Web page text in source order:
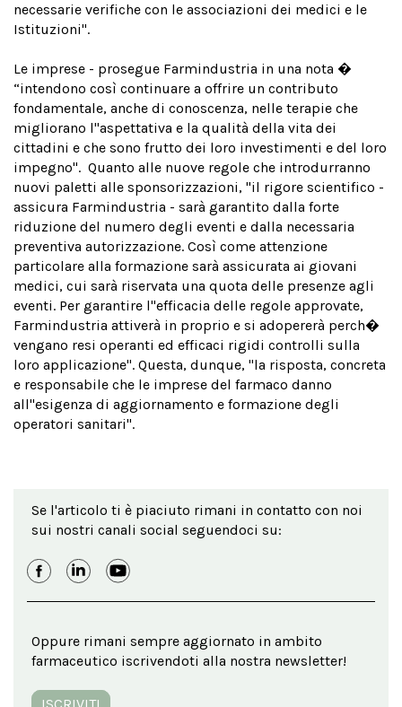
necessarie verifiche con le associazioni dei medici e le
Istituzioni".
Le imprese - prosegue Farmindustria in una nota �
“intendono così continuare a offrire un contributo
fondamentale, anche di conoscenza, nelle terapie che
migliorano l''aspettativa e la qualità della vita dei
cittadini e che sono frutto dei loro investimenti e del loro
impegno". Quanto alle nuove regole che introdurranno
nuovi paletti alle sponsorizzazioni, "il rigore scientifico -
assicura Farmindustria - sarà garantito dalla forte
riduzione del numero degli eventi e dalla necessaria
preventiva autorizzazione. Così come attenzione
particolare alla formazione sarà assicurata ai giovani
medici, cui sarà riservata una quota delle presenze agli
eventi. Per garantire l''efficacia delle regole approvate,
Farmindustria attiverà in proprio e si adopererà perch�
vengano resi operanti ed efficaci rigidi controlli sulla
loro applicazione". Questa, dunque, "la risposta, concreta
e responsabile che le imprese del farmaco danno
all''esigenza di aggiornamento e formazione degli
operatori sanitari".
Se l'articolo ti è piaciuto rimani in contatto con noi
sui nostri canali social seguendoci su:
Oppure rimani sempre aggiornato in ambito
farmaceutico iscrivendoti alla nostra newsletter!